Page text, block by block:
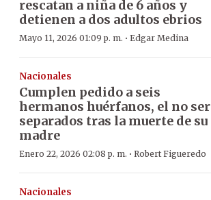
rescatan a niña de 6 años y
detienen a dos adultos ebrios
Mayo 11, 2026 01:09 p. m. · Edgar Medina
Nacionales
Cumplen pedido a seis
hermanos huérfanos, el no ser
separados tras la muerte de su
madre
Enero 22, 2026 02:08 p. m. · Robert Figueredo
Nacionales